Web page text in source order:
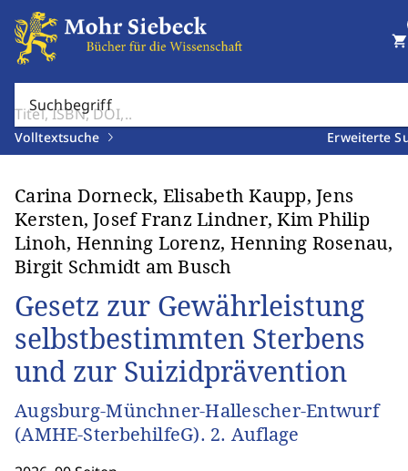
Suchbegriff
Volltextsuche Erweiterte
shopping_cart
Carina Dorneck, Elisabeth Kaupp, Jens
Kersten, Josef Franz Lindner, Kim Philip
Linoh, Henning Lorenz, Henning Rosenau,
Birgit Schmidt am Busch
Gesetz zur Gewährleistung
selbstbestimmten Sterbens
und zur Suizidprävention
Augsburg-Münchner-Hallescher-Entwurf
(AMHE-SterbehilfeG). 2. Auflage